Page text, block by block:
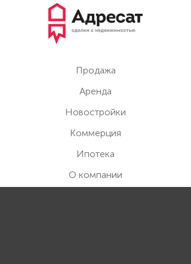
Продажа
Аренда
Новостройки
Коммерция
Ипотека
О компании